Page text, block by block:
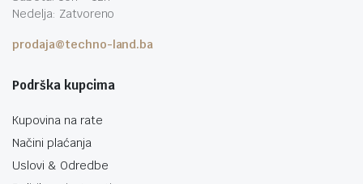
Nedelja: Zatvoreno
prodaja@techno-land.ba
Podrška kupcima
Kupovina na rate
Načini plaćanja
Uslovi & Odredbe